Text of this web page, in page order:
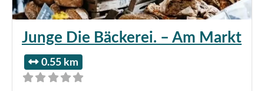
Junge Die Bäckerei. – Am Markt
0.55 km